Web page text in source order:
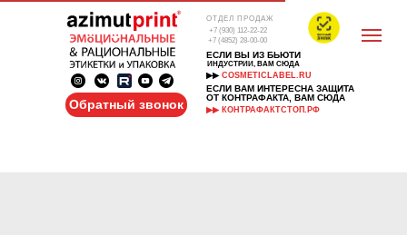
+7 (4852) 28-00-00
Обратный звонок
+7 (930) 112-22-22
ОТДЕЛ ПРОДАЖ
ИНДУСТРИИ, ВАМ СЮДА
ЕСЛИ ВЫ ИЗ БЬЮТИ
▶▶ COSMETICLABEL.RU
ЕСЛИ ВАМ ИНТЕРЕСНА ЗАЩИТА
ОТ КОНТРАФАКТА, ВАМ СЮДА
▶▶ КОНТРАФАКТСТОП.РФ